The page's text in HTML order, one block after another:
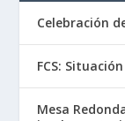
Celebración
FCS:
Mesa